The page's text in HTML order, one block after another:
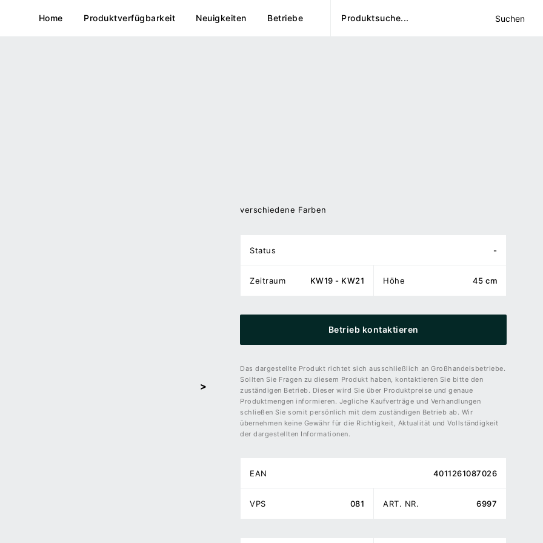
Home Produktverfügbarkeit Neuigkeiten Betriebe Suchen
>
verschiedene Farben
Status -
Zeitraum KW19 - KW21 Höhe 45 cm
Betrieb kontaktieren
Das dargestellte Produkt richtet sich ausschließlich an Großhandelsbetriebe.
Sollten Sie Fragen zu diesem Produkt haben, kontaktieren Sie bitte den
zuständigen Betrieb. Dieser wird Sie über Produktpreise und genaue
Produktmengen informieren. Jegliche Kaufverträge und Verhandlungen
schließen Sie somit persönlich mit dem zuständigen Betrieb ab. Wir
übernehmen keine Gewähr für die Richtigkeit, Aktualität und Vollständigkeit
der dargestellten Informationen.
EAN 4011261087026
VPS 081 ART. NR. 6997